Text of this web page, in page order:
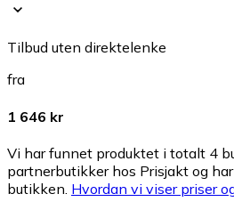
Tilbud uten direktelenke
fra
1 646 kr
Vi har funnet produktet i totalt 4
partnerbutikker hos Prisjakt og
butikken. Hvordan vi viser priser